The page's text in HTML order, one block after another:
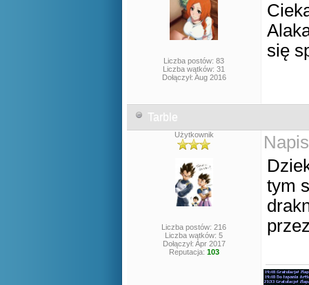
Liczba postów: 83
Liczba wątków: 31
Dołączył: Aug 2016
się
Tarble
Użytkownik
Liczba postów: 216
Liczba wątków: 5
Dołączył: Apr 2017
Reputacja: 103
tym